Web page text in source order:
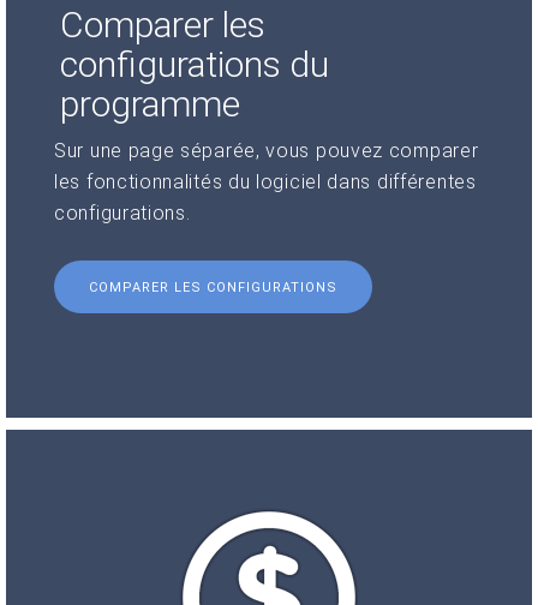
Comparer les
configurations du
programme
Sur une page séparée, vous pouvez comparer
les fonctionnalités du logiciel dans différentes
configurations.
COMPARER LES CONFIGURATIONS